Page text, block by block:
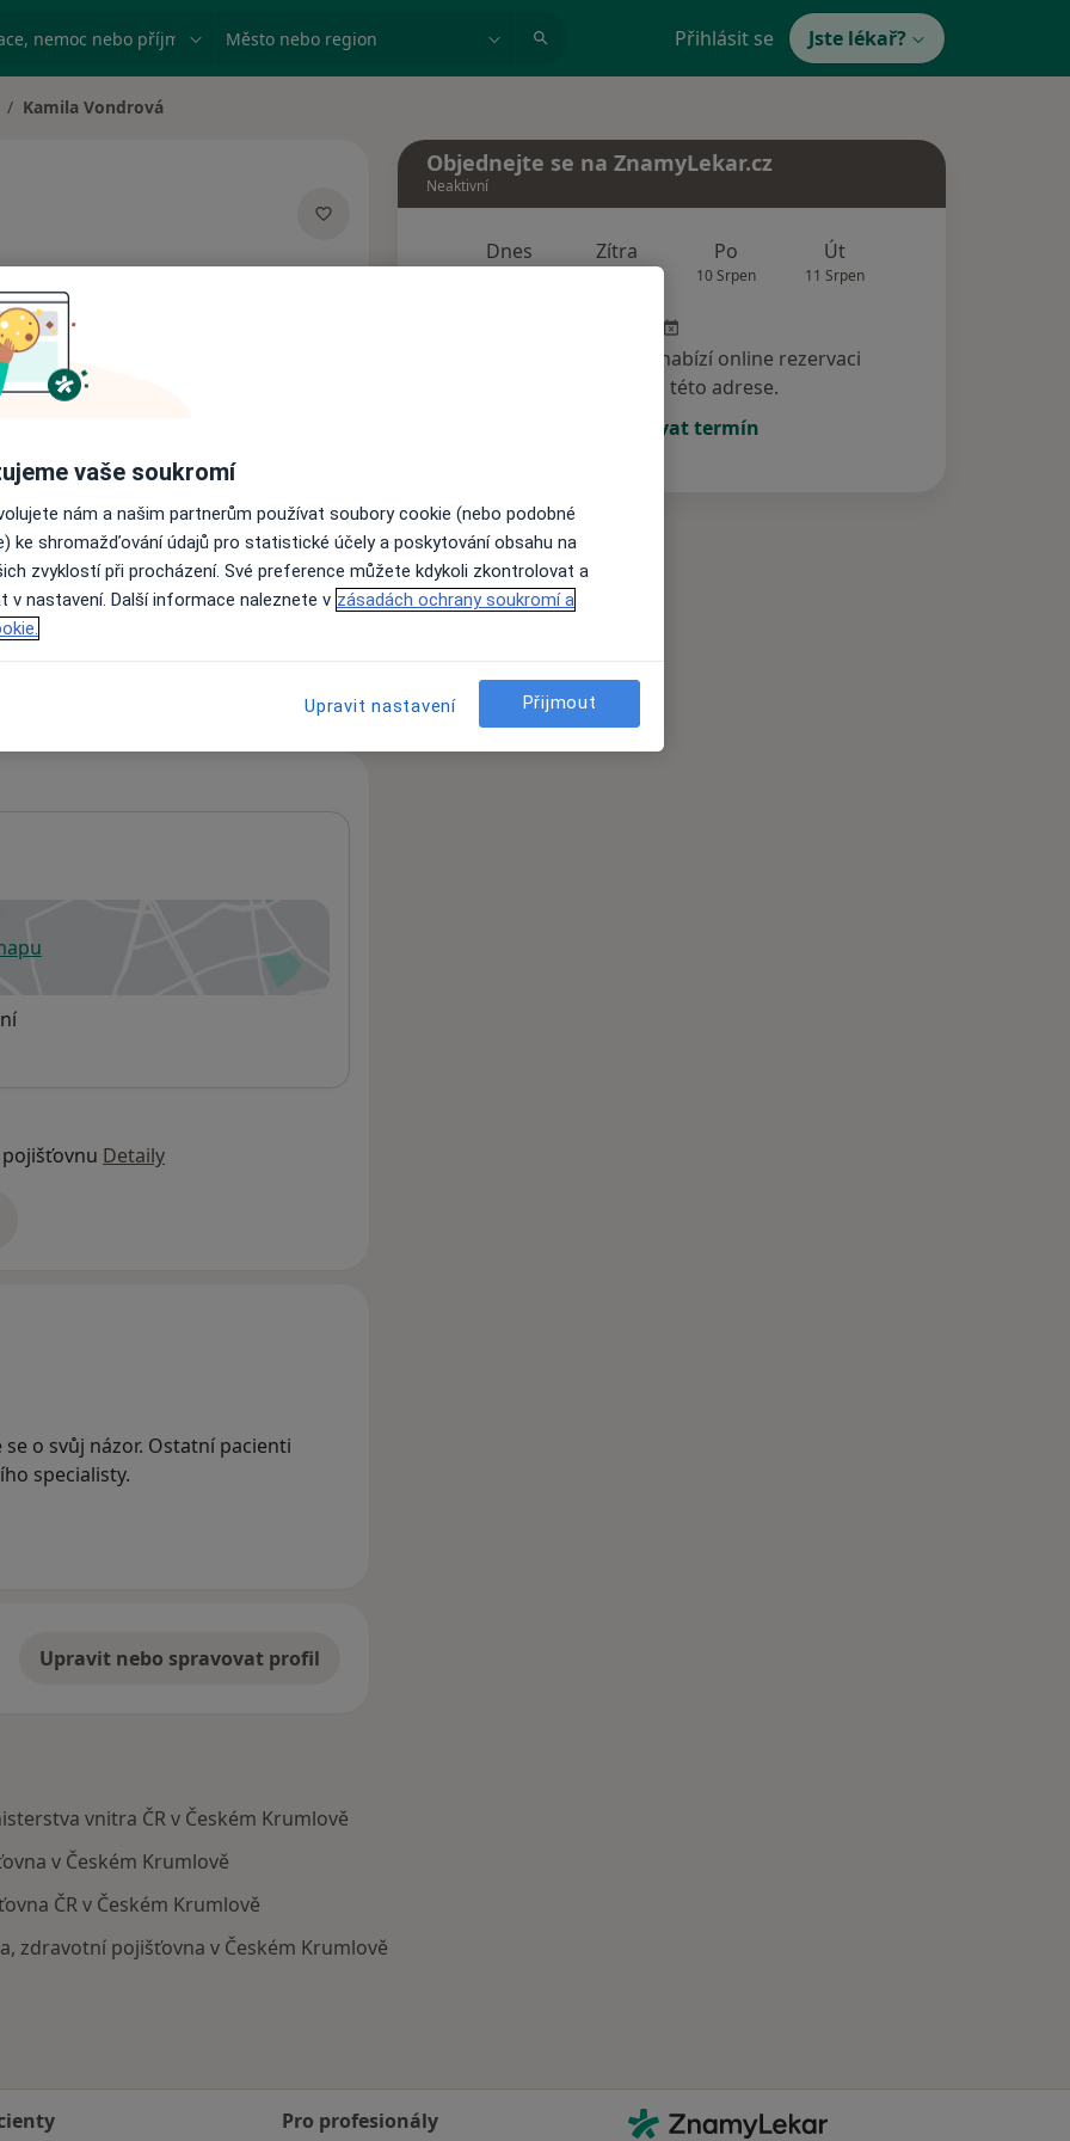
nemoc nebo příjmení Město nebo region Přihlásit se Jste lékař?
města
Kamila Vondrová
Názory pacientů
nejsou k dispozici
v nové záložce
Detaily
o svůj názor. Ostatní pacienti
specialisty.
Upravit nebo spravovat profil
Objednejte se na ZnamyLekar.cz
Neaktivní
Dnes Zítra Po
10 Srpen
Út
11 Srpen
Tento specialista nenabízí online rezervaci
termínu na této adrese.
Rezervovat termín
vnitra ČR v Českém Krumlově
v Českém Krumlově
ČR v Českém Krumlově
zdravotní pojišťovna v Českém Krumlově
Pro profesionály
Kontakt
ZnamyLekar - Hlavní stránka
vaše soukromí
nám a našim partnerům používat soubory cookie (nebo podobné
ke shromažďování údajů pro statistické účely a poskytování obsahu na
zvyklostí při procházení. Své preference můžete kdykoli zkontrolovat a
v nastavení. Další informace naleznete v zásadách ochrany soukromí a
Upravit nastavení Přijmout